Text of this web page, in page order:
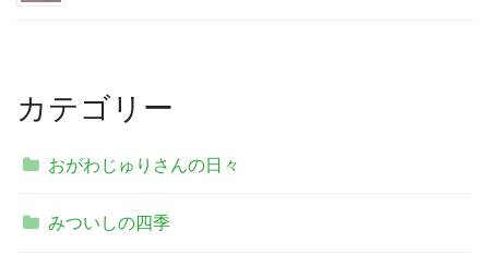
カテゴリー
おがわじゅりさんの日々
みついしの四季